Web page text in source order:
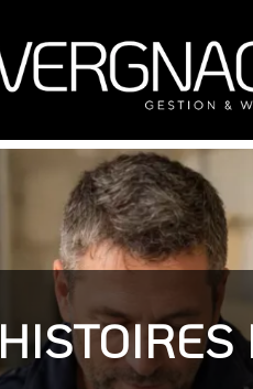
HISTOIRES